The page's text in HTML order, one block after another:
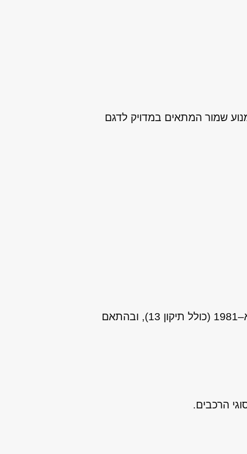
שמור המתאים במדויק לדגם
אני מאשר/ת כי ידוע לי שהפרטים שמסרתי יישמרו ויעובדו בהתאם לחוק הגנת הפרטיות, התשמ"א–1981 (כולל תיקון 13), ובהתאם
הרכבים.